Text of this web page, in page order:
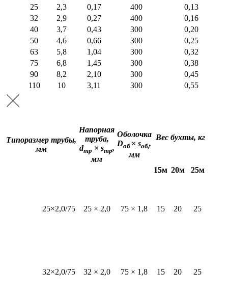
25
2,3 0,17 400
0,13
32
2,9 0,27 400
0,16
40
3,7 0,43 300
0,20
50
4,6 0,66 300
0,25
63
5,8 1,04 300
0,32
75
6,8 1,45 300
0,38
90
8,2 2,10 300
0,45
110
10 3,11 300 0,55
Типоразмер трубы,
мм
Напорная
труба,
dтр × sтр,
мм
Оболочка
Dоб × sоб,,
мм
Вес бухты, кг
15м 20м 25м
25×2,0/75 25 × 2,0 75 × 1,8 15 20 25
32×2,0/75 32 × 2,0 75 × 1,8 15 20 25